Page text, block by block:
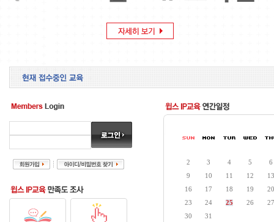
2 3 4 5
6
9
10 11 12
13
16
17 18 19
20
23
24 25 26
27
30
31